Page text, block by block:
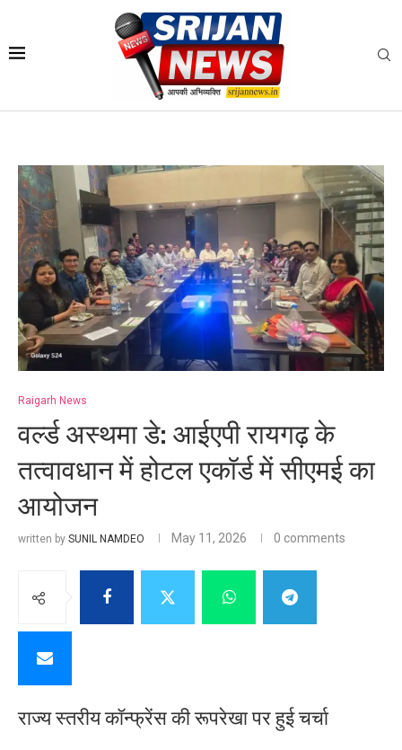
Raigarh News
वर्ल्ड अस्थमा डे: आईएपी रायगढ़ के
तत्वावधान में होटल एकॉर्ड में सीएमई का
आयोजन
written by SUNIL NAMDEO May 11, 2026 0 comments
राज्य स्तरीय कॉन्फ्रेंस की रूपरेखा पर हुई चर्चा